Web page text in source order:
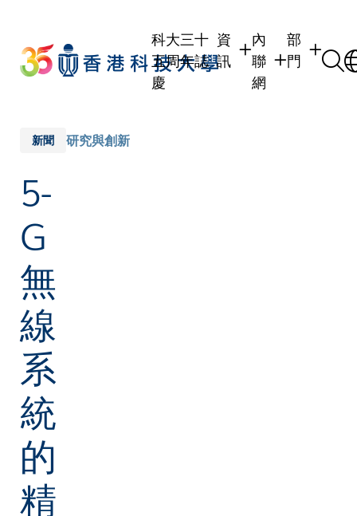
main
content
科大三十
五周年誌
慶
資
訊
內
聯
網
部
門
新聞 研究與創新
5-
G
無
線
系
統
的
精